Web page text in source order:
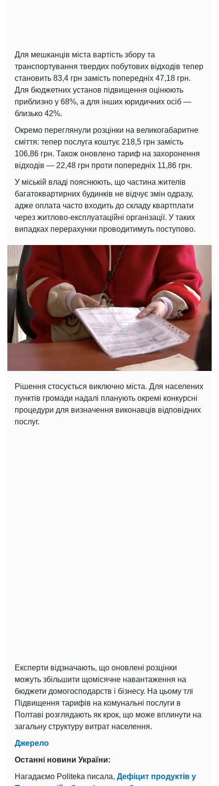
Для мешканців міста вартість збору та
транспортування твердих побутових відходів тепер
становить 83,4 грн замість попередніх 47,18 грн.
Для бюджетних установ підвищення оцінюють
приблизно у 68%, а для інших юридичних осіб —
близько 42%.
Окремо переглянули розцінки на великогабаритне
сміття: тепер послуга коштує 218,5 грн замість
106,86 грн. Також оновлено тариф на захоронення
відходів — 22,48 грн проти попередніх 11,86 грн.
У міській владі пояснюють, що частина жителів
багатоквартирних будинків не відчує змін одразу,
адже оплата часто входить до складу квартплати
через житлово-експлуатаційні організації. У таких
випадках перерахунки проводитимуть поступово.
Рішення стосується виключно міста. Для населених
пунктів громади надалі планують окремі конкурсні
процедури для визначення виконавців відповідних
послуг.
Експерти відзначають, що оновлені розцінки
можуть збільшити щомісячне навантаження на
бюджети домогосподарств і бізнесу. На цьому тлі
Підвищення тарифів на комунальні послуги в
Полтаві розглядають як крок, що може вплинути на
загальну структуру витрат населення.
Джерело
Останні новини України:
Нагадаємо Politeka писала, Дефіцит продуктів у